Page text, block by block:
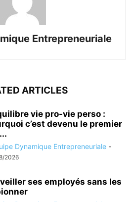
Entrepreneuriale
ARTICLES
vie pro-vie perso :
c’est devenu le premier
Dynamique Entrepreneuriale -
2026
ses employés sans les